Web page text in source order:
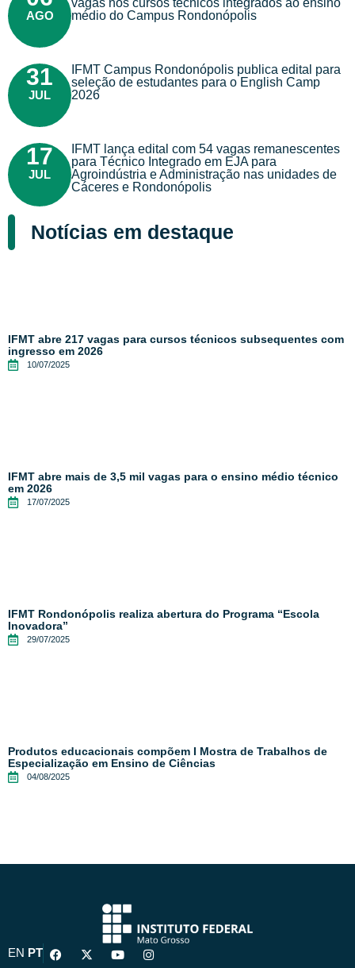
AGO
vagas nos cursos técnicos integrados ao ensino
médio do Campus Rondonópolis
31
JUL
IFMT Campus Rondonópolis publica edital para
seleção de estudantes para o English Camp
2026
17
JUL
IFMT lança edital com 54 vagas remanescentes
para Técnico Integrado em EJA para
Agroindústria e Administração nas unidades de
Cáceres e Rondonópolis
Notícias em destaque
IFMT abre 217 vagas para cursos técnicos subsequentes com
ingresso em 2026
10/07/2025
IFMT abre mais de 3,5 mil vagas para o ensino médio técnico
em 2026
17/07/2025
IFMT Rondonópolis realiza abertura do Programa “Escola
Inovadora”
29/07/2025
Produtos educacionais compõem I Mostra de Trabalhos de
Especialização em Ensino de Ciências
04/08/2025
EN PT
F
a
X
-
Y
o
I
n